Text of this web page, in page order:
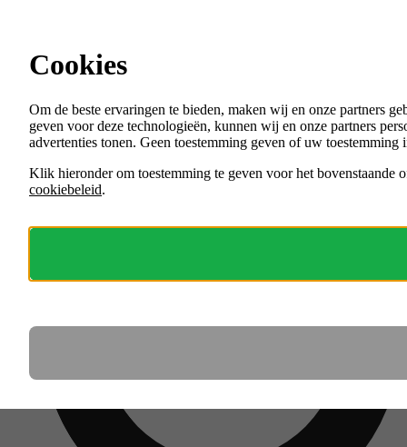
Menu
VACATURES
ORGANISATIES
Cookies
Om de beste ervaringen te bieden, maken wij en onze partners
geven voor deze technologieën, kunnen wij en onze partners
advertenties tonen. Geen toestemming geven of uw
Klik hieronder om toestemming te geven voor het bovenstaande
cookiebeleid.